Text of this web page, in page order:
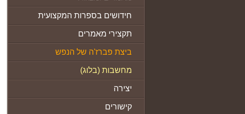
חידושים בספרות המקצועית
תקצירי מאמרים
ביצת פברז'ה של הנפש
מחשבות (בלוג)
יצירה
קישורים